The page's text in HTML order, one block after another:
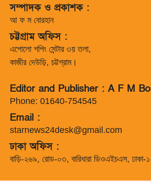
সম্পাদক ও প্রকাশক :
আ ফ ম বোরহান
চট্টগ্রাম অফিস :
এপোলো শপিং সেন্টার ৩য় তলা,
কাজীর দেউড়ি, চট্টগ্রাম।
Editor and Publisher : A F M
Phone: 01640-754545
Email :
starnews24desk@gmail.com
ঢাকা অফিস :
বাড়ি-২৬৯, রোড-০৩, বারিধারা ডিওএইচএস, ঢাকা-